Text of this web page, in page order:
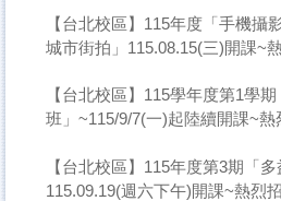
【台北校區】115年度「手機攝
城市街拍」115.08.15(三)開課~
【台北校區】115學年度第1學
班」~115/9/7(一)起陸續開課~
【台北校區】115年度第3期「多
115.09.19(週六下午)開課~熱烈